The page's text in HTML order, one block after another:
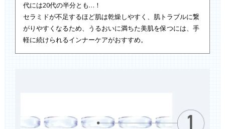
代には20代の半分とも…！
セラミドが不足するほど肌は乾燥しやすく、肌トラブルに繋
がりやすくなるため、うるおいに満ちた美肌を保つには、手
軽に続けられるインナーケアがおすすめ。